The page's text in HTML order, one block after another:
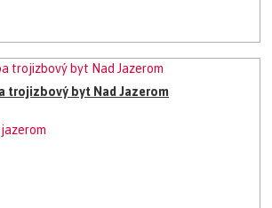
trojizbový byt Nad Jazerom